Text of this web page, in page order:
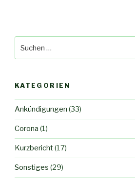
KATEGORIEN
Ankündigungen (33)
Corona (1)
Kurzbericht(17)
Sonstiges (29)